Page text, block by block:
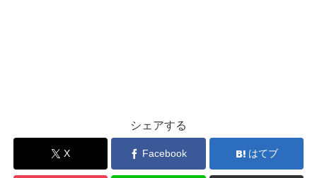
シェアする
X Facebook はてブ